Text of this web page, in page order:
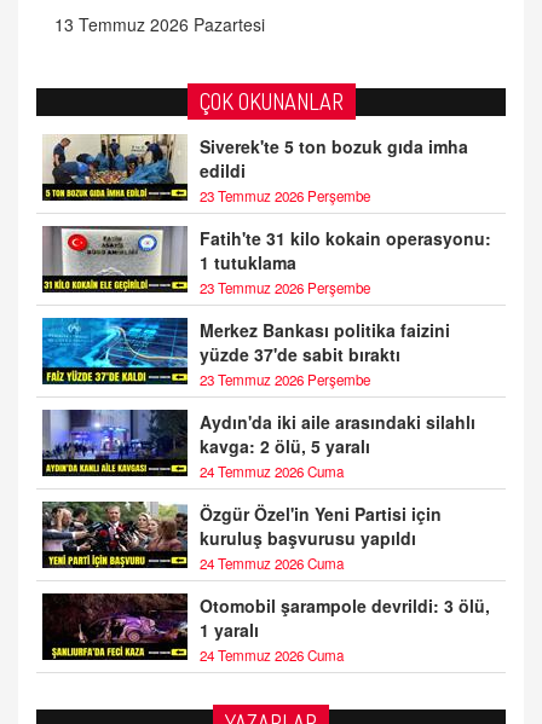
13 Temmuz 2026 Pazartesi
ÇOK OKUNANLAR
Siverek'te 5 ton bozuk gıda imha
edildi
23 Temmuz 2026 Perşembe
Fatih'te 31 kilo kokain operasyonu:
1 tutuklama
23 Temmuz 2026 Perşembe
Merkez Bankası politika faizini
yüzde 37'de sabit bıraktı
23 Temmuz 2026 Perşembe
Aydın'da iki aile arasındaki silahlı
kavga: 2 ölü, 5 yaralı
24 Temmuz 2026 Cuma
Özgür Özel'in Yeni Partisi için
kuruluş başvurusu yapıldı
24 Temmuz 2026 Cuma
Otomobil şarampole devrildi: 3 ölü,
1 yaralı
24 Temmuz 2026 Cuma